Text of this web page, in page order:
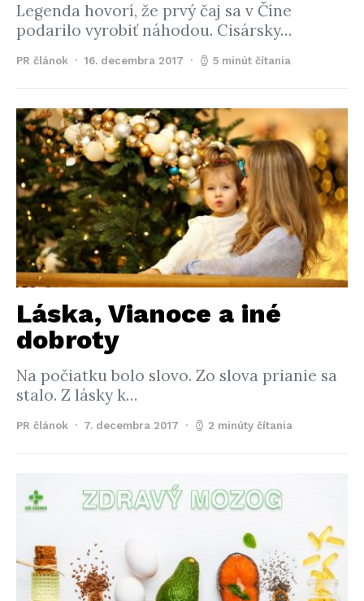
Legenda hovorí, že prvý čaj sa v Číne
podarilo vyrobiť náhodou. Cisársky…
PR článok 16. decembra 2017 5 minút čítania
Láska, Vianoce a iné
dobroty
Na počiatku bolo slovo. Zo slova prianie sa
stalo. Z lásky k…
PR článok 7. decembra 2017 2 minúty čítania